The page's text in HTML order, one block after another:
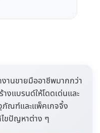
านขายมืออาชีพมากกว่า
งแบรนด์ให้โดดเด่นและ
ภัณฑ์และแพ็คเกจจิ้ง
ขปัญหาต่าง ๆ